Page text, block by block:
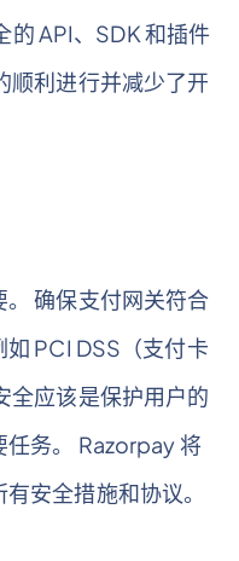
的 API、SDK 和插件
顺利进行并减少了开
确保支付网关符合
PCI DSS（支付卡
全应该是保护用户的
务。 Razorpay 将
安全措施和协议。